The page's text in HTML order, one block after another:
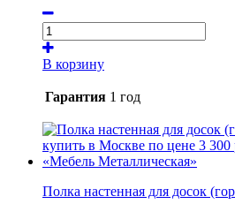
В корзину
Гарантия 1 год
Полка настенная для досок